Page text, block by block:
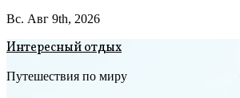
Вс. Авг 9th, 2026
Интересный отдых
Путешествия по миру